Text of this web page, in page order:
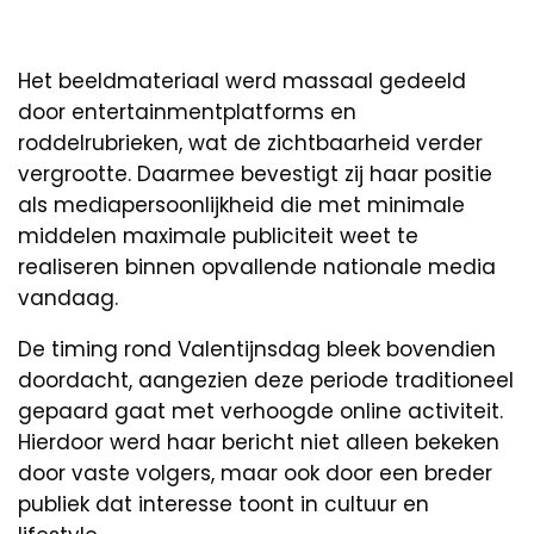
Het beeldmateriaal werd massaal gedeeld
door entertainmentplatforms en
roddelrubrieken, wat de zichtbaarheid verder
vergrootte. Daarmee bevestigt zij haar positie
als mediapersoonlijkheid die met minimale
middelen maximale publiciteit weet te
realiseren binnen opvallende nationale media
vandaag.
De timing rond Valentijnsdag bleek bovendien
doordacht, aangezien deze periode traditioneel
gepaard gaat met verhoogde online activiteit.
Hierdoor werd haar bericht niet alleen bekeken
door vaste volgers, maar ook door een breder
publiek dat interesse toont in cultuur en